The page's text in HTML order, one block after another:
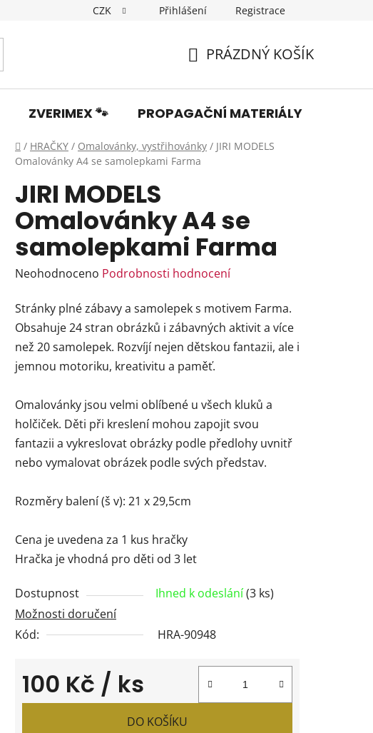
Dopravné Obchodní podmínky Podmínky ochrany
CZK Přihlášení Registrace
KOŠÍK
PRÁZDNÝ KOŠÍK
ZVERIMEX 🐾 PROPAGAČNÍ MATERIÁLY
Domů
/ HRAČKY / Omalovánky, vystřihovánky / JIRI MODELS
Omalovánky A4 se samolepkami Farma
JIRI MODELS
Omalovánky A4 se
samolepkami Farma
Průměrné
produktu
je
0,0
z
hvězdiček.
Neohodnoceno Podrobnosti hodnocení
Stránky plné zábavy a samolepek s motivem Farma.
Obsahuje 24 stran obrázků i zábavných aktivit a více
než 20 samolepek. Rozvíjí nejen dětskou fantazii, ale i
jemnou motoriku, kreativitu a paměť.
Omalovánky jsou velmi oblíbené u všech kluků a
holčiček. Děti při kreslení mohou zapojit svou
fantazii a vykreslovat obrázky podle předlohy uvnitř
nebo vymalovat obrázek podle svých představ.
Rozměry balení (š v): 21 x 29,5cm
Cena je uvedena za 1 kus hračky
Hračka je vhodná pro děti od 3 let
Dostupnost Ihned k odeslání(3 ks)
Možnosti doručení
Kód:
HRA-90948
100 Kč / ks
Měrná cena:
DO KOŠÍKU